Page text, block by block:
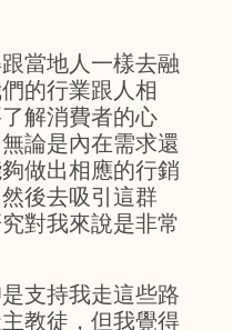
當地人一樣去融
的行業跟人相
解消費者的心
論是內在需求還
做出相應的行銷
後去吸引這群
對我來說是非常
支持我走這些路
教徒，但我覺得